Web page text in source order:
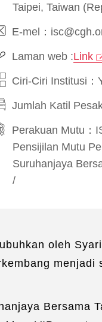
Taipei, Taiwan
E-mel：
Laman web :Link
Ciri-Ciri Institusi：
Jumlah Katil
Perakuan Mutu：
Pensijilan Mutu
Suruhanjaya
/
Penterjemahan
Perkhidmatan
Perancangan
oleh
menjadi
Bersama